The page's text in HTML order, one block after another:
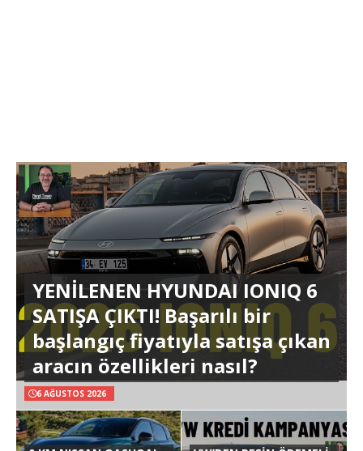
YENİLENEN HYUNDAI IONIQ 6
SATIŞA ÇIKTI! Başarılı bir
başlangıç fiyatıyla satışa çıkan
aracın özellikleri nasıl?
6 AĞUSTOS 2026